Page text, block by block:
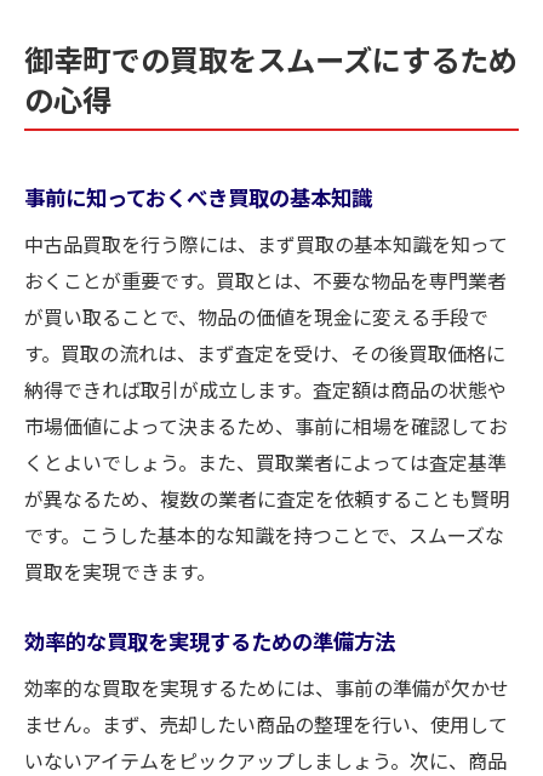
御幸町での買取をスムーズにするため
の心得
事前に知っておくべき買取の基本知識
中古品買取を行う際には、まず買取の基本知識を知って
おくことが重要です。買取とは、不要な物品を専門業者
が買い取ることで、物品の価値を現金に変える手段で
す。買取の流れは、まず査定を受け、その後買取価格に
納得できれば取引が成立します。査定額は商品の状態や
市場価値によって決まるため、事前に相場を確認してお
くとよいでしょう。また、買取業者によっては査定基準
が異なるため、複数の業者に査定を依頼することも賢明
です。こうした基本的な知識を持つことで、スムーズな
買取を実現できます。
効率的な買取を実現するための準備方法
効率的な買取を実現するためには、事前の準備が欠かせ
ません。まず、売却したい商品の整理を行い、使用して
いないアイテムをピックアップしましょう。次に、商品